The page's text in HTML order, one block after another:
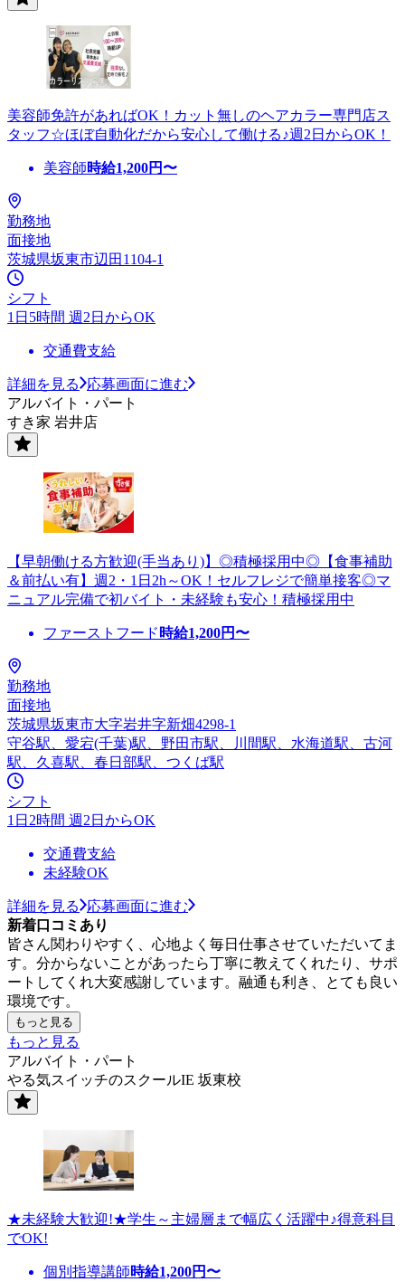
美容師免許があればOK！カット無しのヘアカラー専門店ス
タッフ☆ほぼ自動化だから安心して働ける♪週2日からOK！
美容師時給1,200円〜
勤務地
面接地
茨城県坂東市辺田1104-1
シフト
1日5時間 週2日からOK
交通費支給
詳細を見る
応募画面に進む
アルバイト・パート
すき家 岩井店
【早朝働ける方歓迎(手当あり)】◎積極採用中◎【食事補助
＆前払い有】週2・1日2h～OK！セルフレジで簡単接客◎マ
ニュアル完備で初バイト・未経験も安心！積極採用中
ファーストフード 時給1,200円〜
勤務地
面接地
茨城県坂東市大字岩井字新畑4298-1
守谷駅、愛宕(千葉)駅、野田市駅、川間駅、水海道駅、古河
駅、久喜駅、春日部駅、つくば駅
シフト
1日2時間 週2日からOK
交通費支給
未経験OK
詳細を見る
応募画面に進む
新着口コミあり
皆さん関わりやすく、心地よく毎日仕事させていただいてま
す。分からないことがあったら丁寧に教えてくれたり、サポ
ートしてくれ大変感謝しています。融通も利き、とても良い
環境です。
もっと見る
もっと見る
アルバイト・パート
やる気スイッチのスクールIE 坂東校
★未経験大歓迎!★学生～主婦層まで幅広く活躍中♪得意科目
でOK!
個別指導講師時給1,200円〜